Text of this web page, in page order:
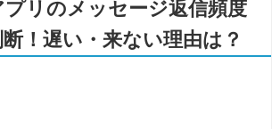
リのメッセージ返信頻度
！遅い・来ない理由は？